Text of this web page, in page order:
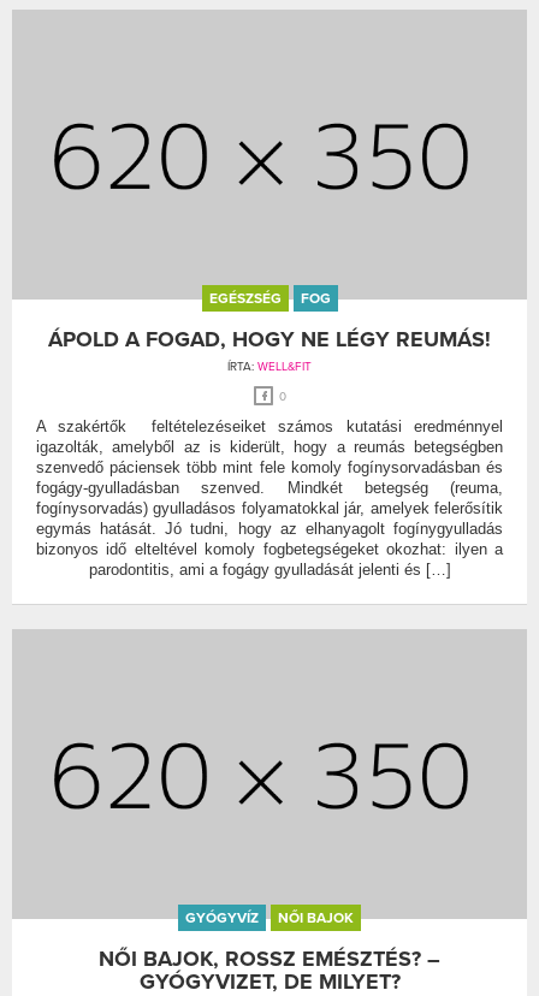
EGÉSZSÉG FOG
ÁPOLD A FOGAD, HOGY NE LÉGY REUMÁS!
ÍRTA: WELL&FIT
0
A szakértők feltételezéseiket számos kutatási eredménnyel
igazolták, amelyből az is kiderült, hogy a reumás betegségben
szenvedő páciensek több mint fele komoly fogínysorvadásban és
fogágy-gyulladásban szenved. Mindkét betegség (reuma,
fogínysorvadás) gyulladásos folyamatokkal jár, amelyek felerősítik
egymás hatását. Jó tudni, hogy az elhanyagolt fogínygyulladás
bizonyos idő elteltével komoly fogbetegségeket okozhat: ilyen a
parodontitis, ami a fogágy gyulladását jelenti és […]
GYÓGYVÍZ NŐI BAJOK
NŐI BAJOK, ROSSZ EMÉSZTÉS? –
GYÓGYVIZET, DE MILYET?